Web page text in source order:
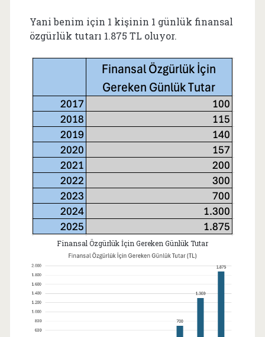
Yani benim için 1 kişinin 1 günlük finansal
özgürlük tutarı 1.875 TL oluyor.
Finansal Özgürlük İçin Gereken Günlük Tutar